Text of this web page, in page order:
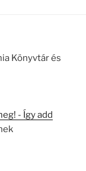
Könyvtár és
- Így add